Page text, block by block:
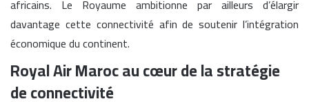
africains. Le Royaume ambitionne par ailleurs d’élargir
davantage cette connectivité afin de soutenir l’intégration
économique du continent.
Royal Air Maroc au cœur de la stratégie
de connectivité